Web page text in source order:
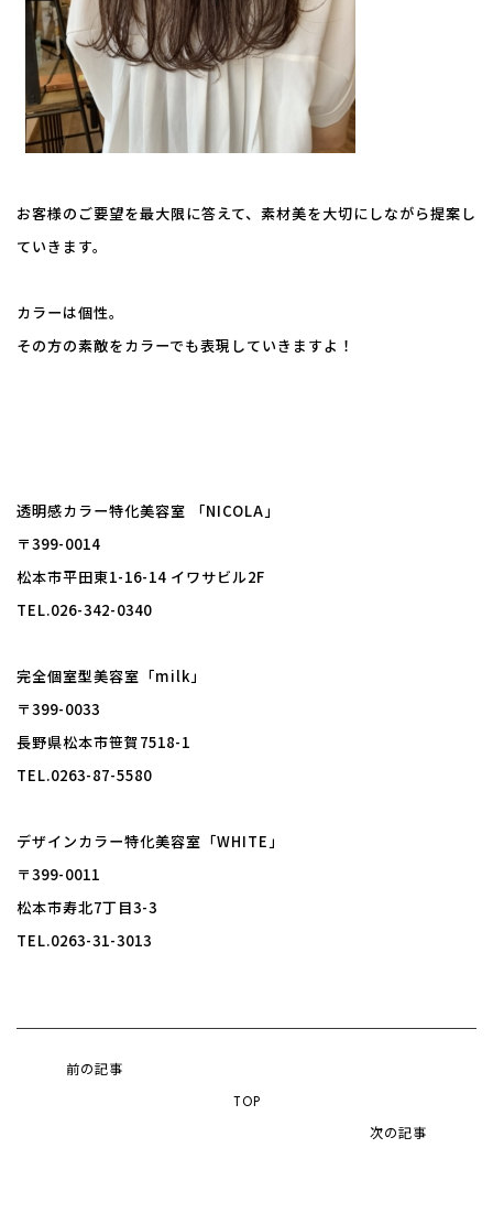
お客様のご要望を最大限に答えて、素材美を大切にしながら提案し
ていきます。
カラーは個性。
その方の素敵をカラーでも表現していきますよ！
透明感カラー特化美容室 「NICOLA」
〒399-0014
松本市平田東1-16-14 イワサビル2F
TEL.026-342-0340
完全個室型美容室「milk」
〒399-0033
長野県松本市笹賀7518-1
TEL.0263-87-5580
デザインカラー特化美容室「WHITE」
〒399-0011
松本市寿北7丁目3-3
TEL.0263-31-3013
前の記事
TOP
次の記事